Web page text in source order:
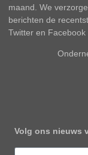
maand. We
berichten de
Twitter en Facebook
Volg ons nieuws